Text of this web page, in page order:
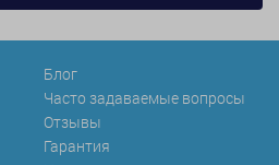
Блог
Часто задаваемые вопросы
Отзывы
Гарантия